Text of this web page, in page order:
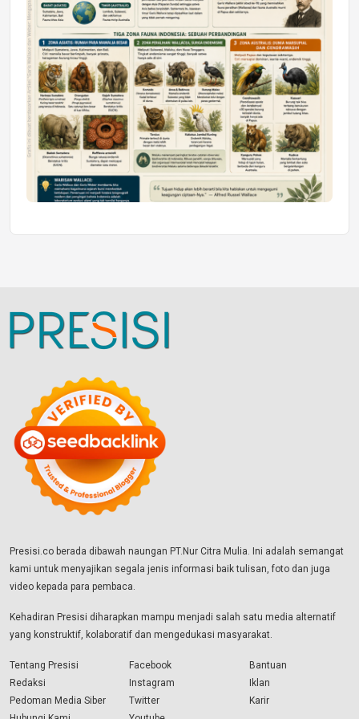
Presisi.co berada dibawah naungan PT.Nur Citra Mulia. Ini adalah semangat
kami untuk menyajikan segala jenis informasi baik tulisan, foto dan juga
video kepada para pembaca.
Kehadiran Presisi diharapkan mampu menjadi salah satu media alternatif
yang konstruktif, kolaboratif dan mengedukasi masyarakat.
Tentang Presisi
Redaksi
Pedoman Media Siber
Facebook
Instagram
Twitter
Bantuan
Iklan
Karir